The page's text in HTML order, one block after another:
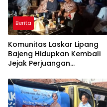
Berita
Komunitas Laskar Lipang
Bajeng Hidupkan Kembali
Jejak Perjuangan
Wabup Takalar: Apresiasi
Bahwa Sejarah Adalah
Warisan yang Tak Ternilai”.